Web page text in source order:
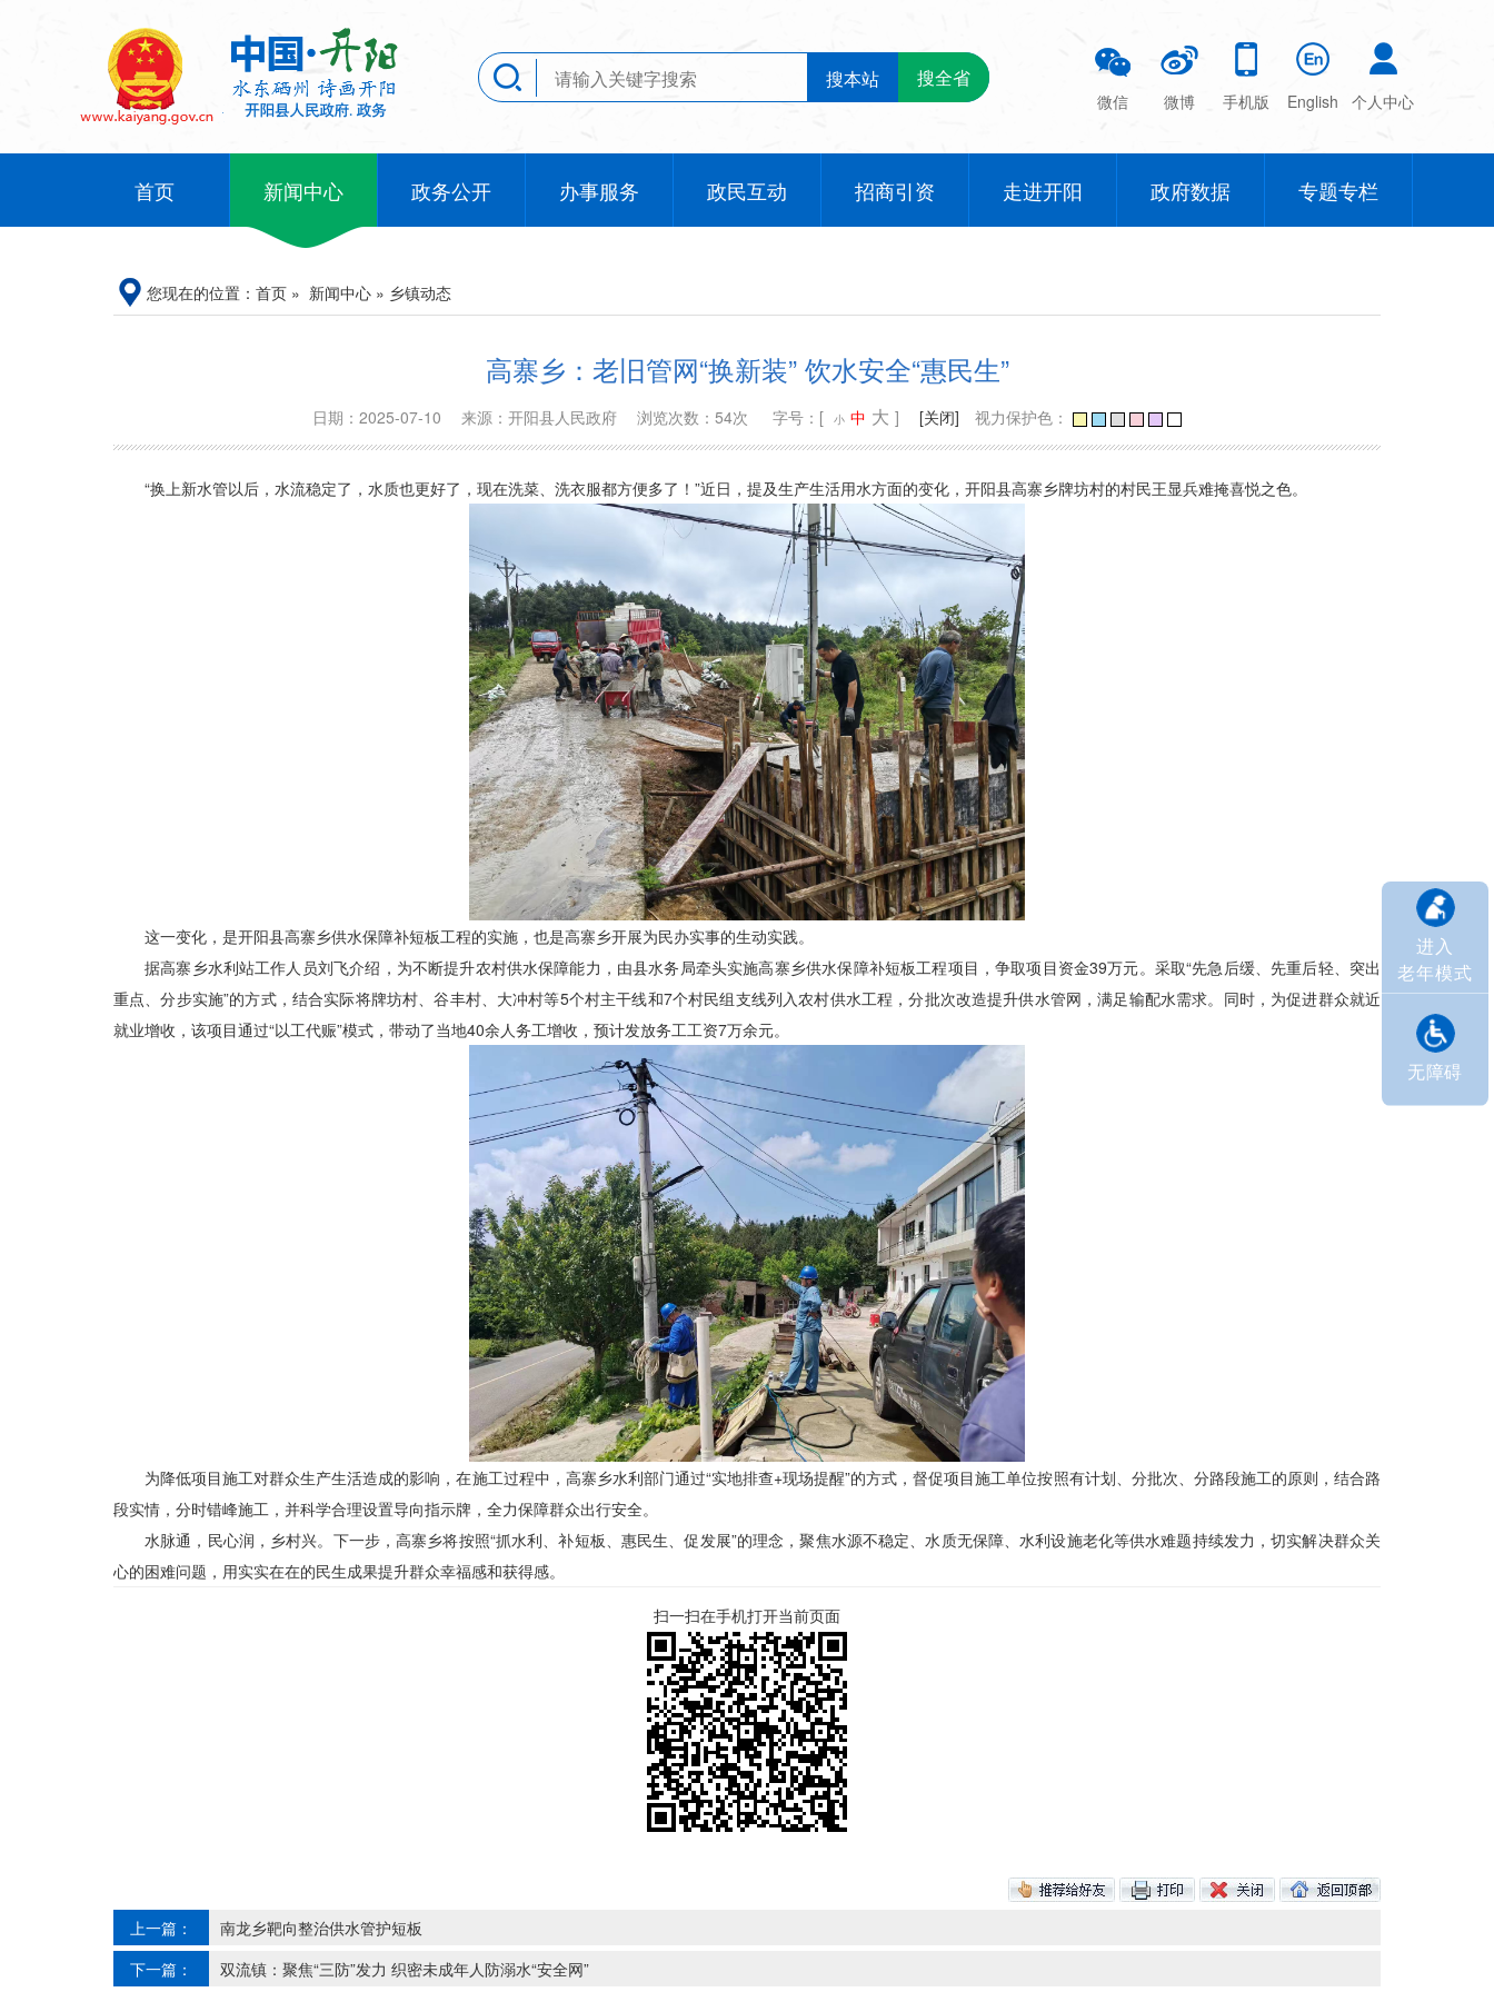
搜本站 搜全省
微信 微博 手机版 English 个人中心
首页 新闻中心 政务公开 办事服务 政民互动 招商引资 走进开阳 政府数据 专题专栏
进入
老年模式
无障碍
您现在的位置： 首页 » 新闻中心 » 乡镇动态
高寨乡：老旧管网“换新装” 饮水安全“惠民生”
日期：2025-07-10 来源：开阳县人民政府 浏览次数：54次 字号：[ 小 中 大 ] [关闭] 视力保护色：
“换上新水管以后，水流稳定了，水质也更好了，现在洗菜、洗衣服都方便多了！”近日，提及生产生活用水方面的变化，开阳县高寨乡牌坊村的村民王显兵难掩喜悦之色。
这一变化，是开阳县高寨乡供水保障补短板工程的实施，也是高寨乡开展为民办实事的生动实践。
据高寨乡水利站工作人员刘飞介绍，为不断提升农村供水保障能力，由县水务局牵头实施高寨乡供水保障补短板工程项目，争取项目资金39万元。采取“先急后缓、先重后轻、突出
重点、分步实施”的方式，结合实际将牌坊村、谷丰村、大冲村等5个村主干线和7个村民组支线列入农村供水工程，分批次改造提升供水管网，满足输配水需求。同时，为促进群众就近
就业增收，该项目通过“以工代赈”模式，带动了当地40余人务工增收，预计发放务工工资7万余元。
为降低项目施工对群众生产生活造成的影响，在施工过程中，高寨乡水利部门通过“实地排查+现场提醒”的方式，督促项目施工单位按照有计划、分批次、分路段施工的原则，结合路
段实情，分时错峰施工，并科学合理设置导向指示牌，全力保障群众出行安全。
水脉通，民心润，乡村兴。下一步，高寨乡将按照“抓水利、补短板、惠民生、促发展”的理念，聚焦水源不稳定、水质无保障、水利设施老化等供水难题持续发力，切实解决群众关
心的困难问题，用实实在在的民生成果提升群众幸福感和获得感。
扫一扫在手机打开当前页面
上一篇：
南龙乡靶向整治供水管护短板
下一篇：
双流镇：聚焦“三防”发力 织密未成年人防溺水“安全网”